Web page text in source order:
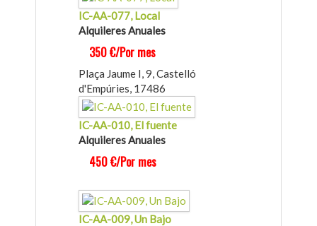
IC-AA-077, Local
Alquileres Anuales
350 €/Por mes
Plaça Jaume I, 9, Castelló
d'Empúries, 17486
IC-AA-010, El fuente
Alquileres Anuales
450 €/Por mes
IC-AA-009, Un Bajo